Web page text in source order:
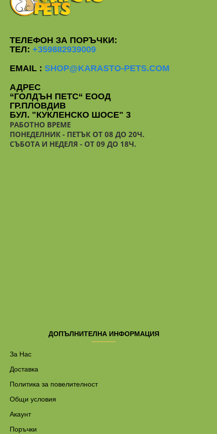
ТЕЛЕФОН ЗА ПОРЪЧКИ:
ТЕЛ: +359882939009
EMAIL : SHOP@KARASTO-PETS.COM
АДРЕС
“ГОЛДЪН ПЕТС“ ЕООД
ГР.ПЛОВДИВ
БУЛ. "КУКЛЕНСКО ШОСЕ" 3
РАБОТНО ВРЕМЕ
ПОНЕДЕЛНИК - ПЕТЪК ОТ 08 ДО 20Ч.
СЪБОТА И НЕДЕЛЯ - ОТ 09 ДО 18Ч.
ДОПЪЛНИТЕЛНА ИНФОРМАЦИЯ
За Нас
Доставка
Политика за повелителност
Общи условия
Акаунт
Поръчки